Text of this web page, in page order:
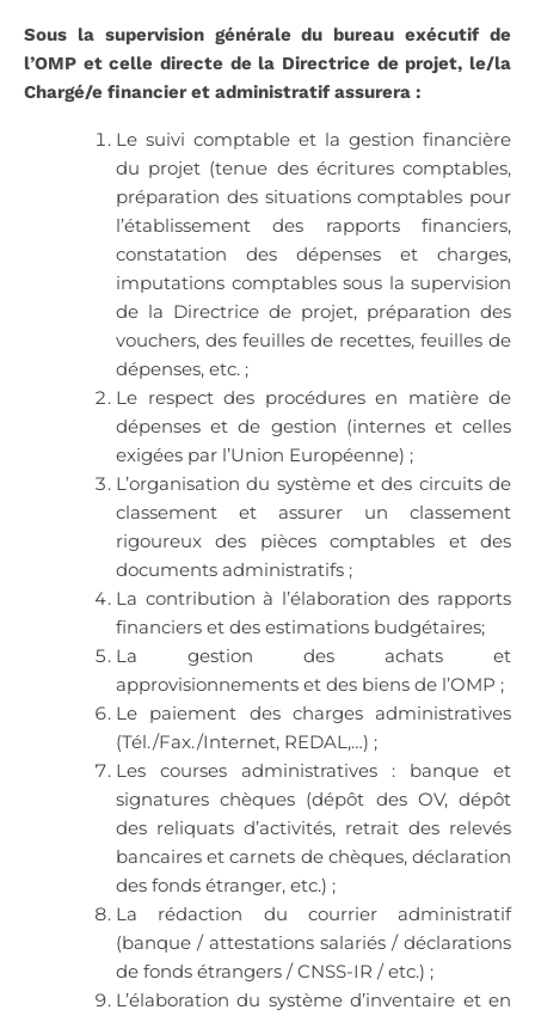
Sous la supervision générale du bureau exécutif de
l’OMP et celle directe de la Directrice de projet, le/la
Chargé/e financier et administratif assurera :
Le suivi comptable et la gestion financière
du projet (tenue des écritures comptables,
préparation des situations comptables pour
l’établissement des rapports financiers,
constatation des dépenses et charges,
imputations comptables sous la supervision
de la Directrice de projet, préparation des
vouchers, des feuilles de recettes, feuilles de
dépenses, etc. ;
Le respect des procédures en matière de
dépenses et de gestion (internes et celles
exigées par l’Union Européenne) ;
L’organisation du système et des circuits de
classement et assurer un classement
rigoureux des pièces comptables et des
documents administratifs ;
La contribution à l’élaboration des rapports
financiers et des estimations budgétaires;
La gestion des achats et
approvisionnements et des biens de l’OMP ;
Le paiement des charges administratives
(Tél./Fax./Internet, REDAL,…) ;
Les courses administratives : banque et
signatures chèques (dépôt des OV, dépôt
des reliquats d’activités, retrait des relevés
bancaires et carnets de chèques, déclaration
des fonds étranger, etc.) ;
La rédaction du courrier administratif
(banque / attestations salariés / déclarations
de fonds étrangers / CNSS-IR / etc.) ;
L’élaboration du système d’inventaire et en